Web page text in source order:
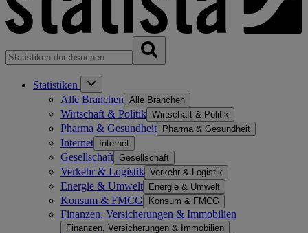
Statistiken
Alle Branchen Alle Branchen
Wirtschaft & Politik Wirtschaft & Politik
Pharma & Gesundheit Pharma & Gesundheit
Internet Internet
Gesellschaft Gesellschaft
Verkehr & Logistik Verkehr & Logistik
Energie & Umwelt Energie & Umwelt
Konsum & FMCG Konsum & FMCG
Finanzen, Versicherungen & Immobilien
Finanzen, Versicherungen & Immobilien